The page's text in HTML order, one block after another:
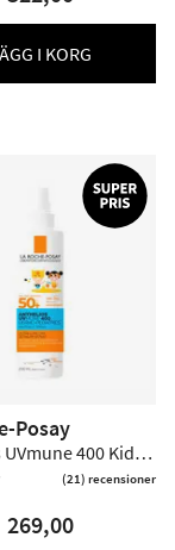
I KORG
Posay
400 Kids
SPF50+ - 200
(21) recensioner
269,00